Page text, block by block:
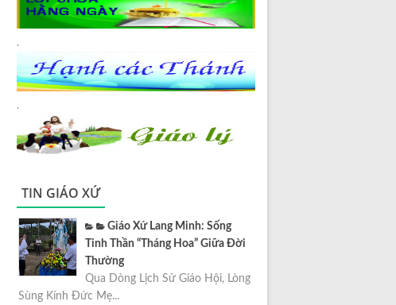
.
.
TIN GIÁO XỨ
Giáo Xứ Lang Minh: Sống
Tinh Thần “Tháng Hoa” Giữa Đời
Thường
Qua Dòng Lịch Sử Giáo Hội, Lòng
Sùng Kính Đức Mẹ...